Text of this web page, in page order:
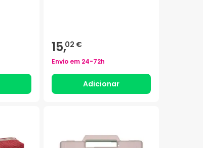
15,02 €
Envio em 24-72h
Adicionar